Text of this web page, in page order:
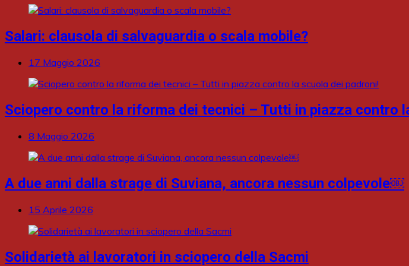
Salari: clausola di salvaguardia o scala mobile?
17 Maggio 2026
Sciopero contro la riforma dei tecnici – Tutti in piazza contro
8 Maggio 2026
A due anni dalla strage di Suviana, ancora nessun colpevole￼
15 Aprile 2026
Solidarietà ai lavoratori in sciopero della Sacmi